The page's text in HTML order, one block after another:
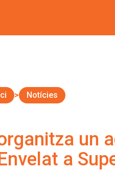
Notícies
un
a